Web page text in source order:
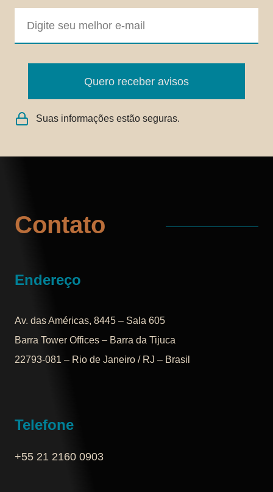
Quero receber avisos
Suas informações estão seguras.
Contato
Endereço
Av. das Américas, 8445 – Sala 605
Barra Tower Offices – Barra da Tijuca
22793-081 – Rio de Janeiro / RJ – Brasil
Telefone
+55 21 2160 0903‬